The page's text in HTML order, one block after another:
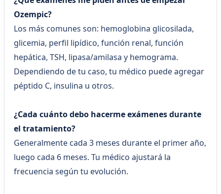
Ozempic?
Los más comunes son: hemoglobina glicosilada,
glicemia, perfil lipídico, función renal, función
hepática, TSH, lipasa/amilasa y hemograma.
Dependiendo de tu caso, tu médico puede agregar
péptido C, insulina u otros.
¿Cada cuánto debo hacerme exámenes durante
el tratamiento?
Generalmente cada 3 meses durante el primer año,
luego cada 6 meses. Tu médico ajustará la
frecuencia según tu evolución.